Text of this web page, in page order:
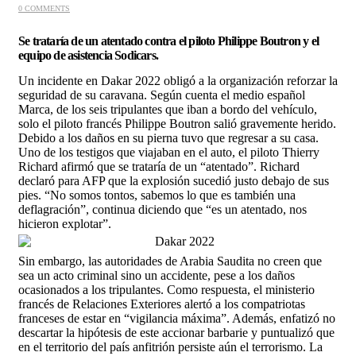
0 COMMENTS
Se trataría de un atentado contra el piloto Philippe Boutron y el
equipo de asistencia Sodicars.
Un incidente en Dakar 2022 obligó a la organización reforzar la
seguridad de su caravana. Según cuenta el medio español
Marca, de los seis tripulantes que iban a bordo del vehículo,
solo el piloto francés Philippe Boutron salió gravemente herido.
Debido a los daños en su pierna tuvo que regresar a su casa.
Uno de los testigos que viajaban en el auto, el piloto Thierry
Richard afirmó que se trataría de un “atentado”. Richard
declaró para AFP que la explosión sucedió justo debajo de sus
pies. “No somos tontos, sabemos lo que es también una
deflagración”, continua diciendo que “es un atentado, nos
hicieron explotar”.
Sin embargo, las autoridades de Arabia Saudita no creen que
sea un acto criminal sino un accidente, pese a los daños
ocasionados a los tripulantes. Como respuesta, el ministerio
francés de Relaciones Exteriores alertó a los compatriotas
franceses de estar en “vigilancia máxima”. Además, enfatizó no
descartar la hipótesis de este accionar barbarie y puntualizó que
en el territorio del país anfitrión persiste aún el terrorismo. La